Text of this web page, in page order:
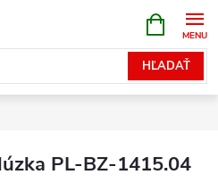
HĽADAŤ
KOŠÍK
PL-BZ-1415.04